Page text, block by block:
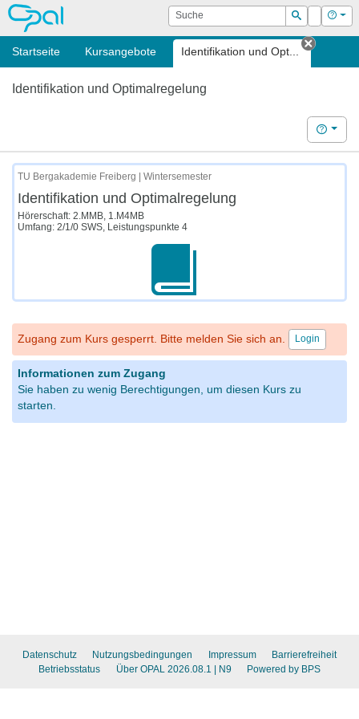
OPAL Suche
Suchen
Login Hilfe
Startseite Kursangebote Identifikation und Opt...
Tab
Identifikation und Optimalregelung
Hilfe
TU Bergakademie Freiberg | Wintersemester
Identifikation und Optimalregelung
Hörerschaft: 2.MMB, 1.M4MB
Umfang: 2/1/0 SWS, Leistungspunkte 4
Zugang zum Kurs gesperrt. Bitte melden Sie sich an. Login
Informationen zum Zugang
Sie haben zu wenig Berechtigungen, um diesen Kurs zu
starten.
Datenschutz Nutzungsbedingungen Impressum
Barrierefreiheit
Betriebsstatus
Über OPAL 2026.08.1 | N9 Powered by BPS